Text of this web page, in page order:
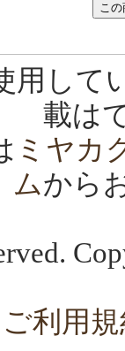
用して
載は
ミヤカ
ムから
ご利用